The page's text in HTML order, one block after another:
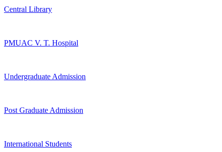
Central Library
PMUAC V. T. Hospital
Undergraduate Admission
Post Graduate Admission
International Students